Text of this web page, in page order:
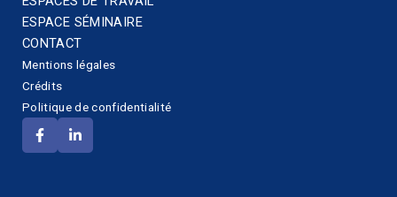
ESPACE SÉMINAIRE
CONTACT
Mentions légales
Crédits
Politique de confidentialité